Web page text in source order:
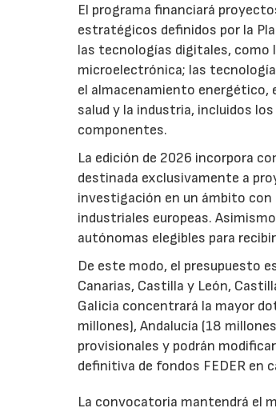
El programa financiará
estratégicos definidos por la
las tecnologías digitales, como
microelectrónica; las
el almacenamiento energético,
salud y la industria, incluidos
componentes.
La edición de 2026 incorpora
destinada exclusivamente a
investigación en un ámbito
industriales europeas.
autónomas elegibles para
De este modo, el presupuesto
Canarias, Castilla y León,
Galicia concentrará la mayor
millones), Andalucía (18
provisionales y podrán
definitiva de fondos FEDER en
La convocatoria mantendrá el